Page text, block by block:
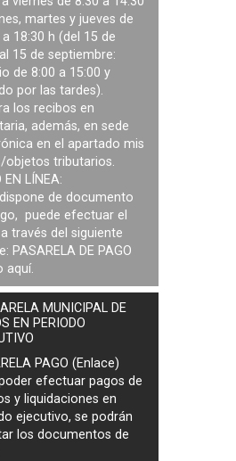
martes y jueves de
a 18:30 h (del 15 de
15 de septiembre:
de 8:00 a 15:00 y
por las tardes).
los recibos en
además, en sede
en el apartado mis
objetos tributarios.
EN LÍNEA:
de documento
puede efectuar el
través del siguiente
PASARELA DE PAGO
aquí.
MUNICIPAL DE
EN PERIODO
PAGO (Enlace)
efectuar pagos de
y liquidaciones en
ejecutivo, se podrán
los documentos de